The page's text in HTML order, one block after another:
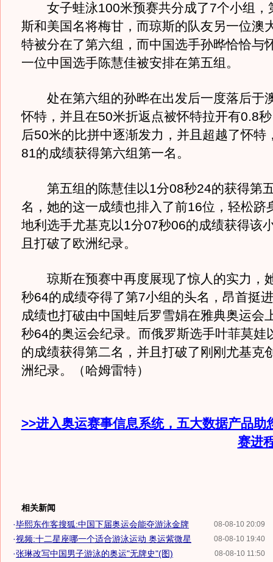
女子蛙泳100米预赛共分成了7个小组，
斯和美国名将梅甘，而琼斯的队友另一位澳
特被分在了第六组，而中国选手孙晔恰恰与
一位中国选手陈慧佳被安排在第五组。
处在第六组的孙晔在出发后一度落后于
怀特，并且在50米折返点被怀特拉开有0.8
后50米的比拼中逐渐发力，并且超越了怀特
81的成绩获得第六组第一名。
第五组的陈慧佳以1分08秒24的获得第
名，她的这一成绩也排入了前16位，轻松跻
地利选手尤基克以1分07秒06的成绩获得该
且打破了欧洲纪录。
琼斯在预赛中再度展现了惊人的实力，
秒64的成绩夺得了第7小组的头名，昂首挺
成绩也打破由中国蛙后罗雪娟在雅典奥运会
秒64的奥运会纪录。而俄罗斯选手叶菲莫娃
的成绩获得第二名，并且打破了刚刚尤基克
洲纪录。（哈姆雷特）
>>进入奥运赛事信息系统，五大数据产品助
赛进
相关新闻
08-08-10 20:09
·毕熙东作客搜狐:中国下届奥运会能夺游泳金牌
08-08-10 19:40
·视频:十二星座哪一个适合游泳运动 奥运紫微星
08-08-10 11:50
·张琳改写中国男子游泳的奥运"无牌史"(图)